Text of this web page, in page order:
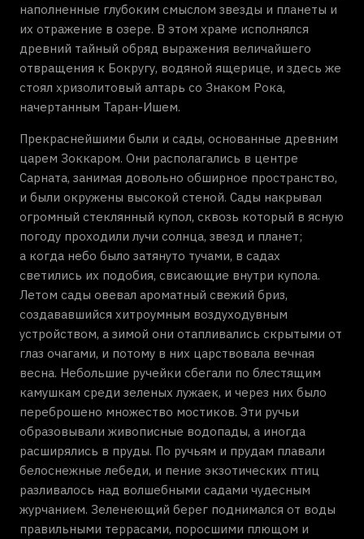
наполненные глубоким смыслом звезды и планеты и
их отражение в озере. В этом храме исполнялся
древний тайный обряд выражения величайшего
отвращения к Бокругу, водяной ящерице, и здесь же
стоял хризолитовый алтарь со Знаком Рока,
начертанным Таран-Ишем.
Прекраснейшими были и сады, основанные древним
царем Зоккаром. Они располагались в центре
Сарната, занимая довольно обширное пространство,
и были окружены высокой стеной. Сады накрывал
огромный стеклянный купол, сквозь который в ясную
погоду проходили лучи солнца, звезд и планет;
а когда небо было затянуто тучами, в садах
светились их подобия, свисающие внутри купола.
Летом сады овевал ароматный свежий бриз,
создававшийся хитроумным воздуходувным
устройством, а зимой они отапливались скрытыми от
глаз очагами, и потому в них царствовала вечная
весна. Небольшие ручейки сбегали по блестящим
камушкам среди зеленых лужаек, и через них было
переброшено множество мостиков. Эти ручьи
образовывали живописные водопады, а иногда
расширялись в пруды. По ручьям и прудам плавали
белоснежные лебеди, и пение экзотических птиц
разливалось над волшебными садами чудесным
журчанием. Зеленеющий берег поднимался от воды
правильными террасами, поросшими плющом и